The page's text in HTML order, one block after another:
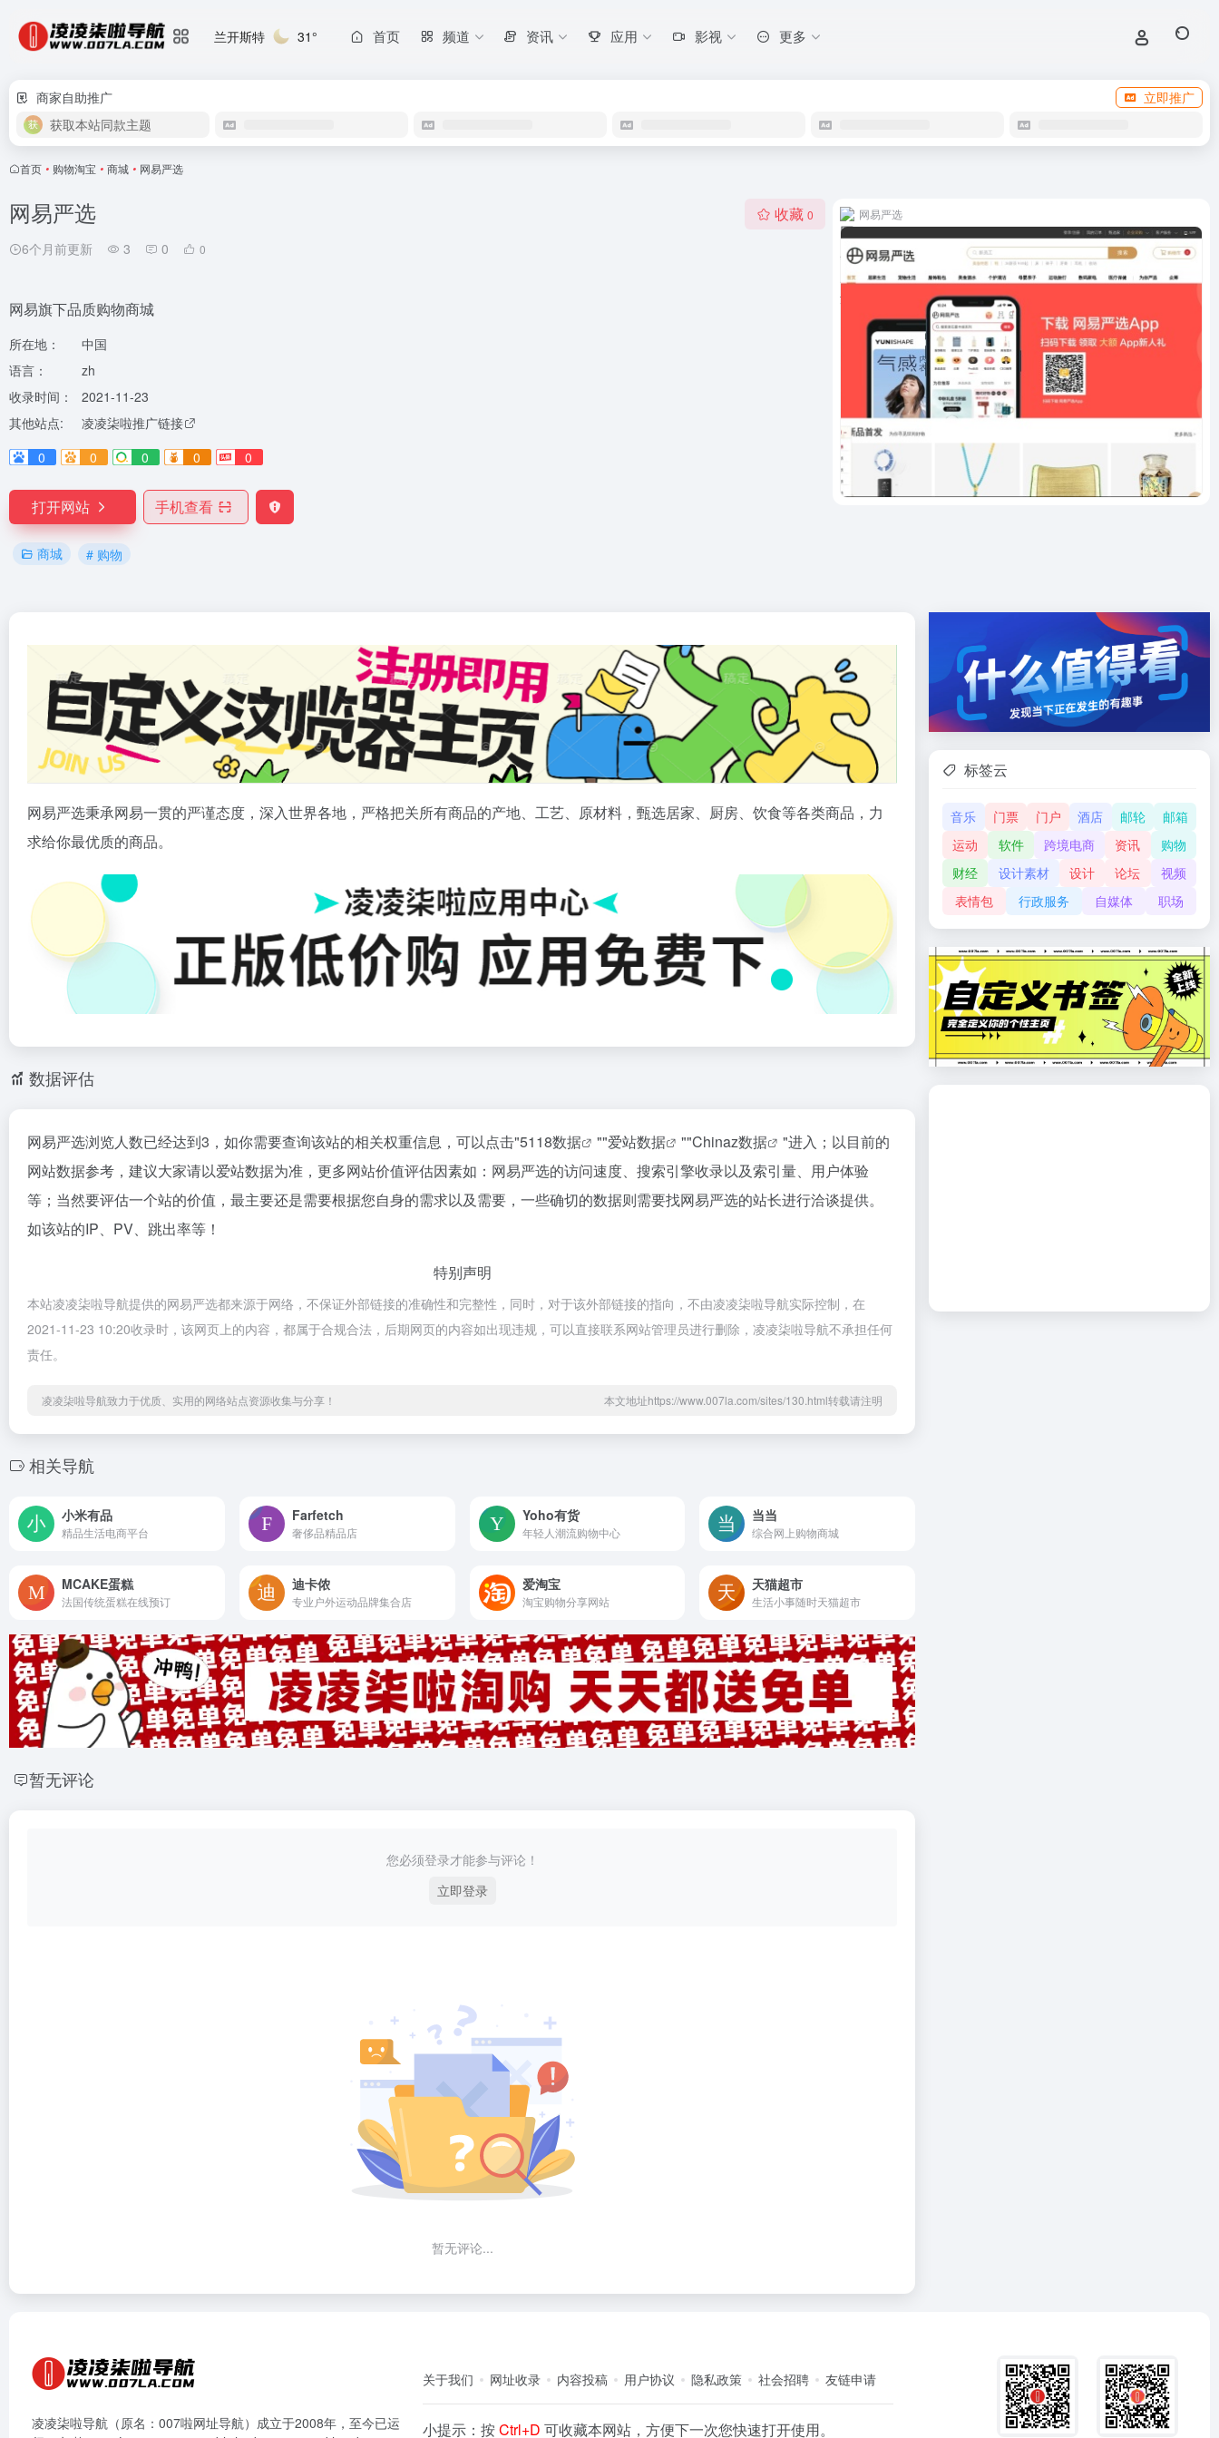
兰开斯特 31° 首页 频道 资讯 应用 影视 更多
商家自助推广
立即推广
获取本站同款主题
首页 • 购物淘宝 • 商城 • 网易严选
网易严选
6个月前更新 3 0 0
收藏 0
网易旗下品质购物商城
所在地：
中国
语言：
zh
收录时间：
2021-11-23
其他站点:
凌凌柒啦推广链接
0
0 0 0 0
打开网站 手机查看
商城 # 购物
网易严选
网易严选秉承网易一贯的严谨态度，深入世界各地，严格把关所有商品的产地、工艺、原材料，甄选居家、厨房、饮食等各类商品，力
求给你最优质的商品。
数据评估
网易严选浏览人数已经达到3，如你需要查询该站的相关权重信息，可以点击"5118数据 ""爱站数据 ""Chinaz数据
"进入；以目前的
网站数据参考，建议大家请以爱站数据为准，更多网站价值评估因素如：网易严选的访问速度、搜索引擎收录以及索引量、用户体验
等；当然要评估一个站的价值，最主要还是需要根据您自身的需求以及需要，一些确切的数据则需要找网易严选的站长进行洽谈提供。
如该站的IP、PV、跳出率等！
特别声明
本站凌凌柒啦导航提供的网易严选都来源于网络，不保证外部链接的准确性和完整性，同时，对于该外部链接的指向，不由凌凌柒啦导航实际控制，在
2021-11-23 10:20收录时，该网页上的内容，都属于合规合法，后期网页的内容如出现违规，可以直接联系网站管理员进行删除，凌凌柒啦导航不承担任何
责任。
凌凌柒啦导航致力于优质、实用的网络站点资源收集与分享！ 本文地址https://www.007la.com/sites/130.html转载请注明
相关导航
小米有品
精品生活电商平台
Farfetch
奢侈品精品店
Yoho有货
年轻人潮流购物中心
当当
综合网上购物商城
MCAKE蛋糕
法国传统蛋糕在线预订
迪卡侬
专业户外运动品牌集合店
爱淘宝
淘宝购物分享网站
天猫超市
生活小事随时天猫超市
暂无评论
您必须登录才能参与评论！
立即登录
暂无评论...
标签云
音乐 门票 门户 酒店 邮轮
邮箱
运动
软件 跨境电商 资讯
购物
财经
设计素材 设计 论坛
视频
表情包
行政服务 自媒体 职场
凌凌柒啦导航（原名：007啦网址导航）成立于2008年，至今已运
关于我们 网址收录 内容投稿 用户协议 隐私政策 社会招聘 友链申请
小提示：按Ctrl+D可收藏本网站，方便下一次您快速打开使用。